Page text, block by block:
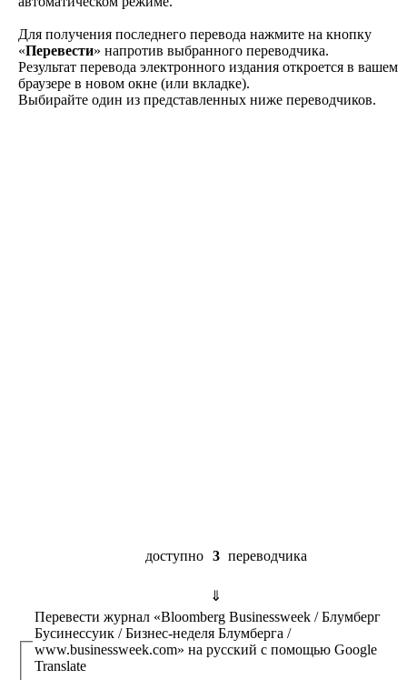
Для получения последнего перевода нажмите на кнопку
«Перевести» напротив выбранного переводчика.
Результат перевода электронного издания откроется в вашем
браузере в новом окне (или вкладке).
Выбирайте один из представленных ниже переводчиков.
доступно 3 переводчика
⇓
Перевести журнал «Bloomberg Businessweek / Блумберг
Бусинессуик / Бизнес-неделя Блумберга /
www.businessweek.com» на русский с помощью Google
Translate